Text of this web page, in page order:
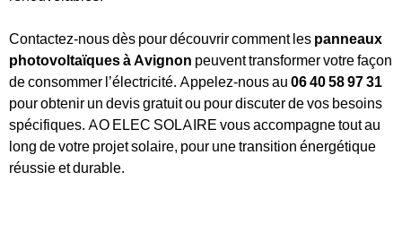
Contactez-nous dès pour découvrir comment les panneaux
photovoltaïques à Avignon peuvent transformer votre façon
de consommer l’électricité. Appelez-nous au 06 40 58 97 31
pour obtenir un devis gratuit ou pour discuter de vos besoins
spécifiques. AO ELEC SOLAIRE vous accompagne tout au
long de votre projet solaire, pour une transition énergétique
réussie et durable.